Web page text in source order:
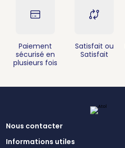
Paiement
sécurisé en
plusieurs fois
Satisfait ou
Satisfait
Nous contacter
Informations utiles